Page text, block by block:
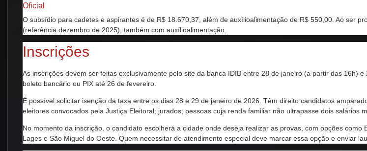
Oficial
O subsídio para cadetes e aspirantes é de R$ 18.670,37, além de auxílioalimentação de R$ 550,00. Ao ser
(referência dezembro de 2025), também com auxílioalimentação.
Inscrições
As inscrições devem ser feitas exclusivamente pelo site da banca IDIB entre 28 de janeiro (a partir das 16h)
boleto bancário ou PIX até 26 de fevereiro.
É possível solicitar isenção da taxa entre os dias 28 e 29 de janeiro de 2026. Têm direito candidatos
eleitores convocados pela Justiça Eleitoral; jurados; pessoas cuja renda familiar não ultrapasse dois salários
No momento da inscrição, o candidato escolherá a cidade onde deseja realizar as provas, com opções
Lages e São Miguel do Oeste. Quem necessitar de atendimento especial deve marcar essa opção e enviar